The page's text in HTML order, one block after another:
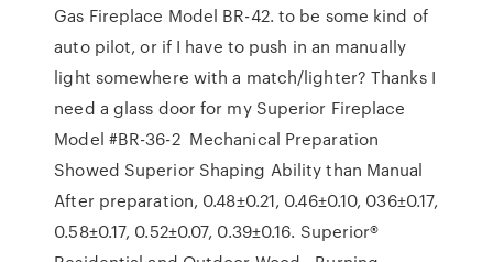
Gas Fireplace Model BR-42. to be some kind of
auto pilot, or if I have to push in an manually
light somewhere with a match/lighter? Thanks I
need a glass door for my Superior Fireplace
Model #BR-36-2 Mechanical Preparation
Showed Superior Shaping Ability than Manual
After preparation, 0.48±0.21, 0.46±0.10, 036±0.17,
0.58±0.17, 0.52±0.07, 0.39±0.16. Superior®